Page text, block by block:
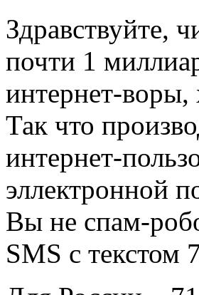
Здравствуйте,
почти 1
интернет-воры,
Так что
интернет-
эллектронной
Вы не спам-
SMS с текстом